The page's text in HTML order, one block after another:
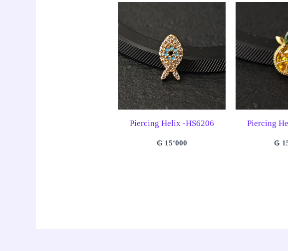
Piercing Helix -HS6206
₲15‘000
Piercing
₲